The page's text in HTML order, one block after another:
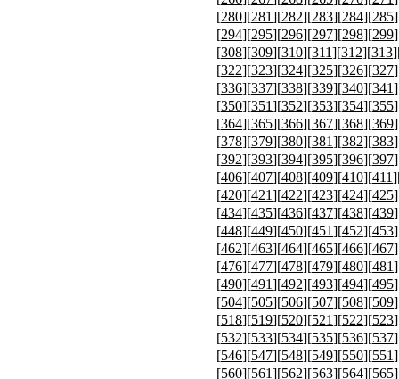
[280][281][282][283][284][285
[294][295][296][297][298][299
[308][309][310][311][312][313
[322][323][324][325][326][327
[336][337][338][339][340][341
[350][351][352][353][354][355
[364][365][366][367][368][369
[378][379][380][381][382][383
[392][393][394][395][396][397
[406][407][408][409][410][411
[420][421][422][423][424][425
[434][435][436][437][438][439
[448][449][450][451][452][453
[462][463][464][465][466][467
[476][477][478][479][480][481
[490][491][492][493][494][495
[504][505][506][507][508][509
[518][519][520][521][522][523
[532][533][534][535][536][537
[546][547][548][549][550][551
[560][561][562][563][564][565